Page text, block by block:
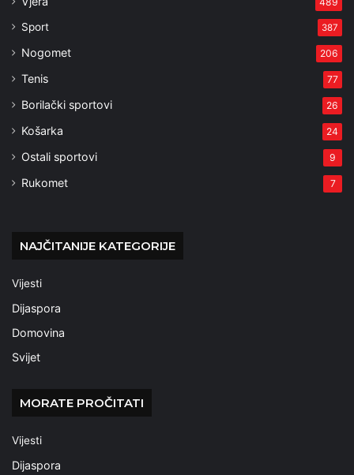
Sport 387
Nogomet 206
Tenis 77
Borilački sportovi 26
Košarka 24
Ostali sportovi 9
Rukomet 7
NAJČITANIJE KATEGORIJE
Vijesti
Dijaspora
Domovina
Svijet
MORATE PROČITATI
Vijesti
Dijaspora